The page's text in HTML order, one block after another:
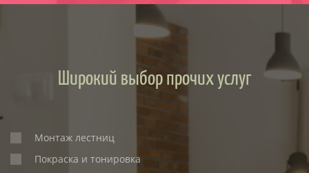
Широкий выбор прочих услуг
Монтаж лестниц
Покраска и тонировка